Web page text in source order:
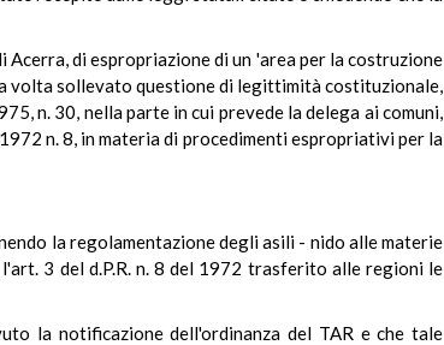
di espropriazione di un 'area per la costruzione
volta sollevato questione di legittimità costituzionale,
n. 30, nella parte in cui prevede la delega ai comuni,
n. 8, in materia di procedimenti espropriativi per la
la regolamentazione degli asili - nido alle materie
3 del d.P.R. n. 8 del 1972 trasferito alle regioni le
la notificazione dell'ordinanza del TAR e che tale